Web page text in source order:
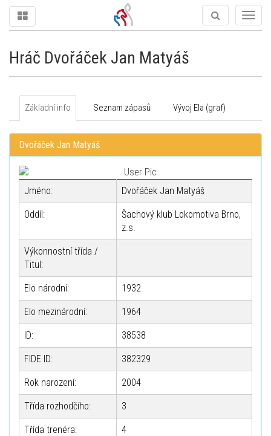
Hráč Dvořáček Jan Matyáš
Základní info Seznam zápasů Vývoj Ela (graf)
Dvořáček Jan Matyáš
Jméno: Dvořáček Jan Matyáš
Oddíl:
Šachový klub Lokomotiva Brno,
z.s.
Výkonnostní třída /
Titul:
Elo národní: 1932
Elo mezinárodní: 1964
ID: 38538
FIDE ID: 382329
Rok narození: 2004
Třída rozhodčího: 3
Třída trenéra: 4